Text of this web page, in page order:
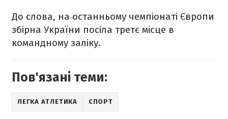
До слова, на останньому чемпіонаті Європи
збірна України посіла третє місце в
командному заліку.
Пов'язані теми:
ЛЕГКА АТЛЕТИКА СПОРТ